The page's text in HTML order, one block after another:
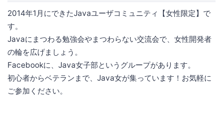
2014年1月にできたJavaユーザコミュニティ【女性限定】で
す。
Javaにまつわる勉強会やまつわらない交流会で、女性開発者
の輪を広げましょう。
Facebookに、Java女子部というグループがあります。
初心者からベテランまで、Java女が集っています！お気軽に
ご参加ください。